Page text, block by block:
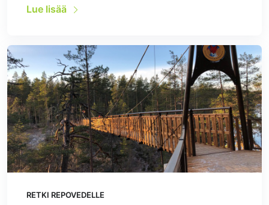
Lue lisää
RETKI REPOVEDELLE